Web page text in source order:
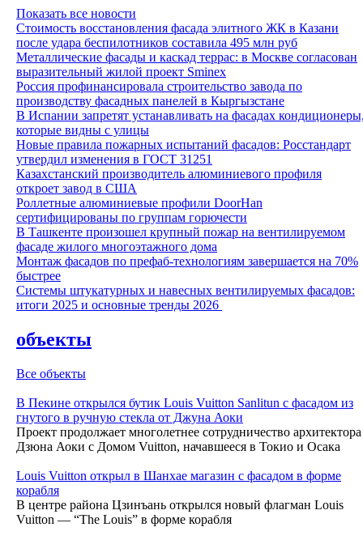
Показать все новости
Стоимость восстановления фасада элитного ЖК в Казани
после удара беспилотников составила 495 млн руб
Металлические фасады и каскад террас: в Москве согласован
выразительный жилой проект Sminex
Россия профинансировала строительство завода по
производству фасадных панелей в Кыргызстане
В Испании запретят устанавливать на фасадах
которые видны с улицы
Новые правила пожарных испытаний фасадов: Росстандарт
утвердил изменения в ГОСТ 31251
Казахстанский производитель алюминиевого профиля
откроет завод в США
Роллетные алюминиевые профили DoorHan
сертифицированы по группам горючести
В Ташкенте произошел крупный пожар на вентилируемом
фасаде жилого многоэтажного дома
Монтаж фасадов по префаб-технологиям завершается на 70%
быстрее
Системы штукатурных и навесных вентилируемых фасадов:
итоги 2025 и основные тренды 2026
объекты
Все объекты
В Пекине открылся бутик Louis Vuitton Sanlitun с фасадом из
гнутого в ручную стекла от Джуна Аоки
Проект продолжает многолетнее сотрудничество архитектора
Дзюна Аоки с Домом Vuitton, начавшееся в Токио и Осака
Louis Vuitton открыл в Шанхае магазин с фасадом в форме
корабля
В центре района Цзинъань открылся новый флагман Louis
Vuitton — “The Louis” в форме корабля